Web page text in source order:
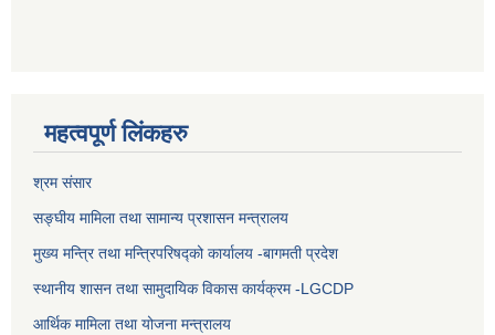
महत्वपूर्ण लिंकहरु
श्रम संसार
सङ्घीय मामिला तथा सामान्य प्रशासन मन्त्रालय
मुख्य मन्त्रि तथा मन्त्रिपरिषद्को कार्यालय -बागमती प्रदेश
स्थानीय शासन तथा सामुदायिक विकास कार्यक्रम -LGCDP
आर्थिक मामिला तथा योजना मन्त्रालय